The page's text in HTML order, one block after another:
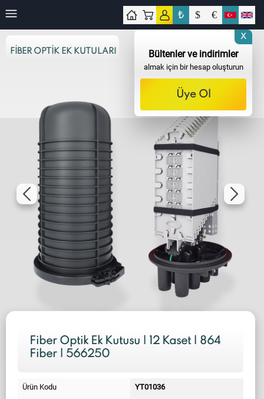
₺ $ €
FIBER OPTIK EK KUTULARI
Fiber Optik Ek Kutusu | 12 Kaset | 864
Fiber | 566250
Ürün Kodu
YT01036
X
Bültenler ve indirimler
almak için bir hesap oluşturun
Üye Ol